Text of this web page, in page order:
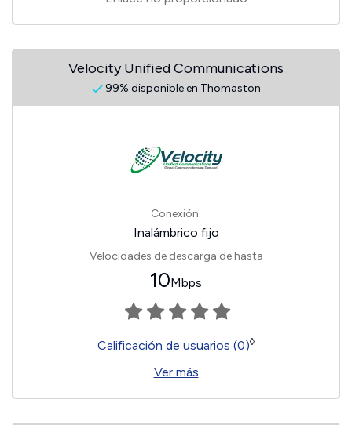
Velocity Unified Communications
99% disponible en Thomaston
Conexión:
Inalámbrico fijo
Velocidades de descarga de hasta
10Mbps
Calificación de usuarios (0)◊
Ver más